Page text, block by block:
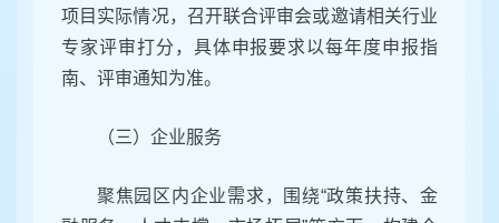
项目实际情况，召开联合评审会或邀请相关行业
专家评审打分，具体申报要求以每年度申报指
南、评审通知为准。
（三）企业服务
聚焦园区内企业需求，围绕“政策扶持、金